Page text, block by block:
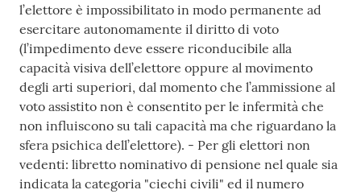
l’elettore è impossibilitato in modo permanente ad
esercitare autonomamente il diritto di voto
(l’impedimento deve essere riconducibile alla
capacità visiva dell’elettore oppure al movimento
degli arti superiori, dal momento che l’ammissione al
voto assistito non è consentito per le infermità che
non influiscono su tali capacità ma che riguardano la
sfera psichica dell’elettore). - Per gli elettori non
vedenti: libretto nominativo di pensione nel quale sia
indicata la categoria "ciechi civili" ed il numero